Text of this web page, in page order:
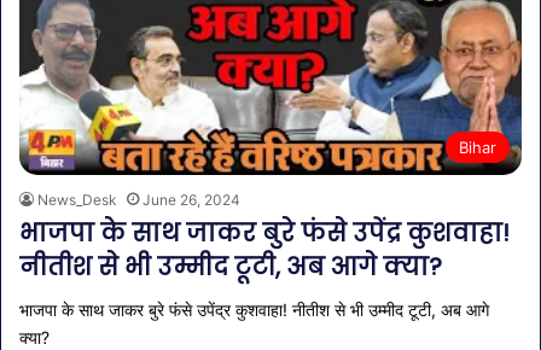
Bihar
News_Desk June 26, 2024
भाजपा के साथ जाकर बुरे फंसे उपेंद्र कुशवाहा!
नीतीश से भी उम्मीद टूटी, अब आगे क्या?
भाजपा के साथ जाकर बुरे फंसे उपेंद्र कुशवाहा! नीतीश से भी उम्मीद टूटी, अब आगे
क्या?